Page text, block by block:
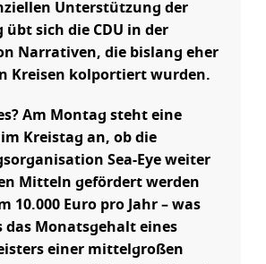
Unterstützung der
sich die CDU in der
Narrativen, die bislang eher
Kreisen kolportiert wurden.
Am Montag steht eine
Kreistag an, ob die
Sea-Eye weiter
Mitteln gefördert werden
10.000 Euro pro Jahr – was
das Monatsgehalt eines
einer mittelgroßen